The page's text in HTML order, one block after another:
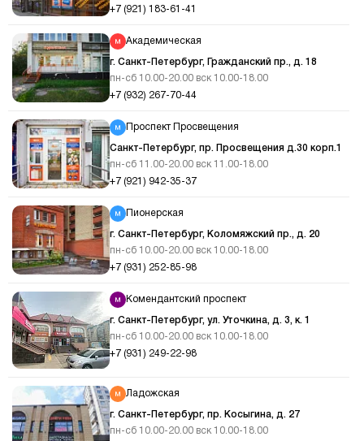
+7 (921) 183-61-41
Академическая
г. Санкт-Петербург, Гражданский пр., д. 18
пн-сб 10.00-20.00 вск 10.00-18.00
+7 (932) 267-70-44
Проспект Просвещения
Санкт-Петербург, пр. Просвещения д.30 корп.1
пн-сб 11.00-20.00 вск 11.00-18.00
+7 (921) 942-35-37
Пионерская
г. Санкт-Петербург, Коломяжский пр., д. 20
пн-сб 10.00-20.00 вск 10.00-18.00
+7 (931) 252-85-98
Комендантский проспект
г. Санкт-Петербург, ул. Уточкина, д. 3, к. 1
пн-сб 10.00-20.00 вск 10.00-18.00
+7 (931) 249-22-98
Ладожская
г. Санкт-Петербург, пр. Косыгина, д. 27
пн-сб 10.00-20.00 вск 10.00-18.00